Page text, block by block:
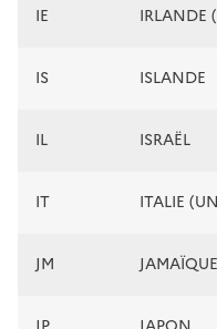
IE IRLANDE
IS ISLANDE
IL ISRAËL
IT ITALIE
JM JAMAÏQUE